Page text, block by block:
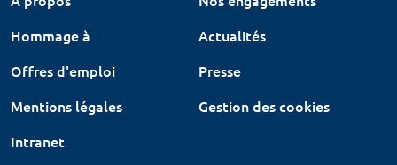
Hommage à
Actualités
Offres d'emploi
Presse
Mentions légales
Gestion des cookies
Intranet